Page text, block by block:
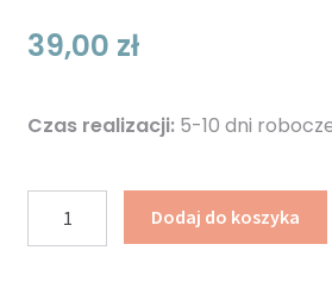
39,00 zł
Czas realizacji:5-10 dni
Zestaw
Dodaj do koszyka